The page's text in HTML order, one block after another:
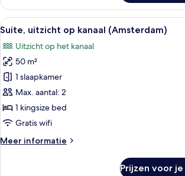
uitzicht
op
kanaal
Alle
foto's
voor
Suite,
uitzicht
op
kanaal
(Amsterdam)
Een
9
Suite, uitzicht op kanaal (Amsterdam)
Uitzicht op het kanaal
50 m²
1 slaapkamer
Max. aantal: 2
1 kingsize bed
Gratis wifi
Meer informatie
Meer
Prijzen voor